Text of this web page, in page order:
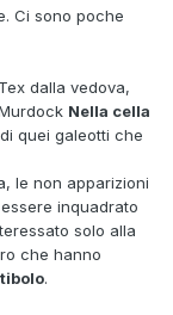
Ci sono poche
dalla vedova,
Nella cella
quei galeotti che
le non apparizioni
inquadrato
solo alla
che hanno
.